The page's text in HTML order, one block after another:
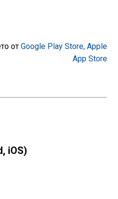
отGoogle Play Store, Apple
App Store
iOS)